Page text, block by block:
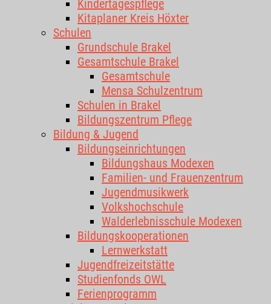
Kindertagespflege
Kitaplaner Kreis Höxter
Schulen
Grundschule Brakel
Gesamtschule Brakel
Gesamtschule
Mensa Schulzentrum
Schulen in Brakel
Bildungszentrum Pflege
Bildung & Jugend
Bildungseinrichtungen
Bildungshaus Modexen
Familien- und Frauenzentrum
Jugendmusikwerk
Volkshochschule
Walderlebnisschule Modexen
Bildungskooperationen
Lernwerkstatt
Jugendfreizeitstätte
Studienfonds OWL
Ferienprogramm